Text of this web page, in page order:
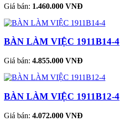
Giá bán: 1.460.000 VNĐ
BÀN LÀM VIỆC 1911B14-4
Giá bán: 4.855.000 VNĐ
BÀN LÀM VIỆC 1911B12-4
Giá bán: 4.072.000 VNĐ